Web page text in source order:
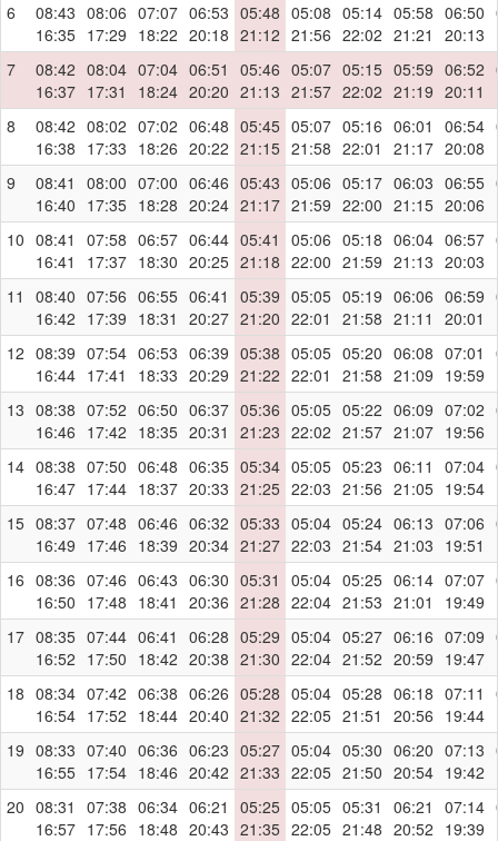
6
08:43
16:35
08:06
17:29
07:07
18:22
06:53
20:18
05:48
21:12
05:08
21:56
05:14
22:02
05:58
21:21
06:50
20:13
7
08:42
16:37
08:04
17:31
07:04
18:24
06:51
20:20
05:46
21:13
05:07
21:57
05:15
22:02
05:59
21:19
06:52
20:11
8
08:42
16:38
08:02
17:33
07:02
18:26
06:48
20:22
05:45
21:15
05:07
21:58
05:16
22:01
06:01
21:17
06:54
20:08
9
08:41
16:40
08:00
17:35
07:00
18:28
06:46
20:24
05:43
21:17
05:06
21:59
05:17
22:00
06:03
21:15
06:55
20:06
10 08:41
16:41
07:58
17:37
06:57
18:30
06:44
20:25
05:41
21:18
05:06
22:00
05:18
21:59
06:04
21:13
06:57
20:03
11
08:40
16:42
07:56
17:39
06:55
18:31
06:41
20:27
05:39
21:20
05:05
22:01
05:19
21:58
06:06
21:11
06:59
20:01
12 08:39
16:44
07:54
17:41
06:53
18:33
06:39
20:29
05:38
21:22
05:05
22:01
05:20
21:58
06:08
21:09
07:01
19:59
13 08:38
16:46
07:52
17:42
06:50
18:35
06:37
20:31
05:36
21:23
05:05
22:02
05:22
21:57
06:09
21:07
07:02
19:56
14 08:38
16:47
07:50
17:44
06:48
18:37
06:35
20:33
05:34
21:25
05:05
22:03
05:23
21:56
06:11
21:05
07:04
19:54
15 08:37
16:49
07:48
17:46
06:46
18:39
06:32
20:34
05:33
21:27
05:04
22:03
05:24
21:54
06:13
21:03
07:06
19:51
16 08:36
16:50
07:46
17:48
06:43
18:41
06:30
20:36
05:31
21:28
05:04
22:04
05:25
21:53
06:14
21:01
07:07
19:49
17 08:35
16:52
07:44
17:50
06:41
18:42
06:28
20:38
05:29
21:30
05:04
22:04
05:27
21:52
06:16
20:59
07:09
19:47
18 08:34
16:54
07:42
17:52
06:38
18:44
06:26
20:40
05:28
21:32
05:04
22:05
05:28
21:51
06:18
20:56
07:11
19:44
19 08:33
16:55
07:40
17:54
06:36
18:46
06:23
20:42
05:27
21:33
05:04
22:05
05:30
21:50
06:20
20:54
07:13
19:42
20 08:31
16:57
07:38
17:56
06:34
18:48
06:21
20:43
05:25
21:35
05:05
22:05
05:31
21:48
06:21
20:52
07:14
19:39